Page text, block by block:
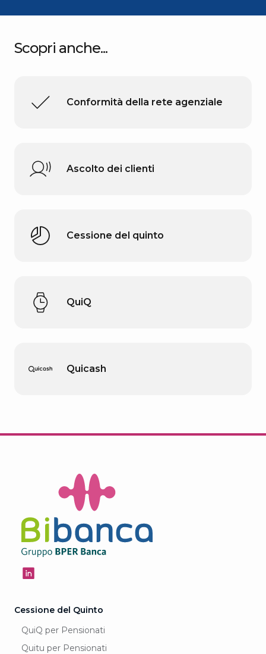
Scopri anche...
Conformità della rete agenziale
Ascolto dei clienti
Cessione del quinto
QuiQ
Quicash
Cessione del Quinto
QuiQ per Pensionati
Quitu per Pensionati